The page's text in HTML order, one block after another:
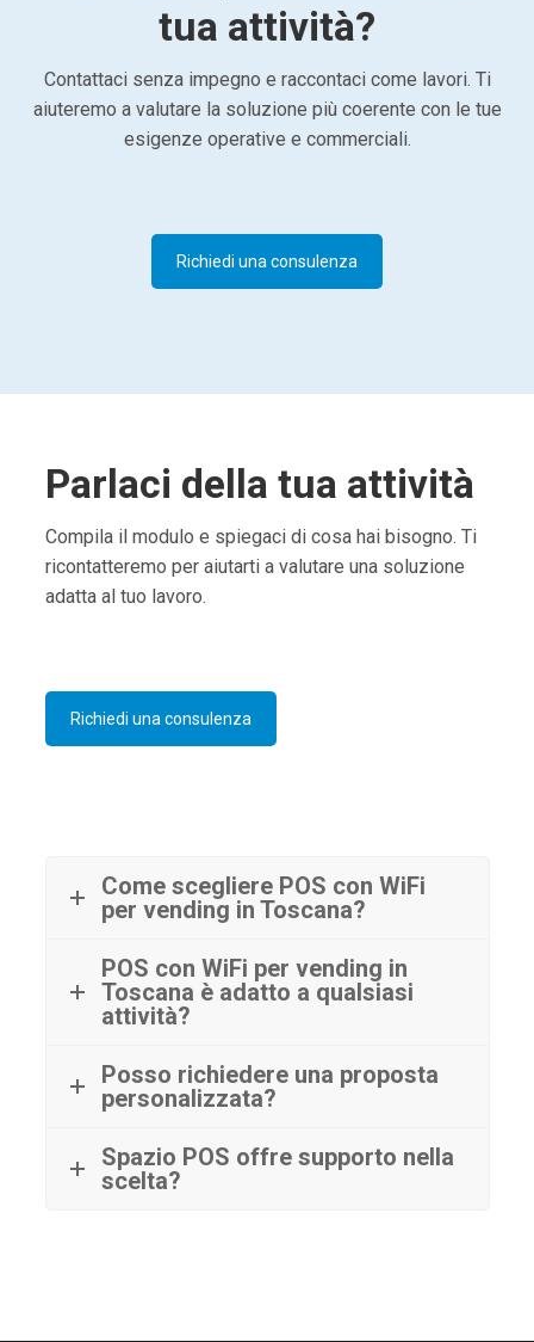
tua attività?
Contattaci senza impegno e raccontaci come lavori. Ti
aiuteremo a valutare la soluzione più coerente con le tue
esigenze operative e commerciali.
Richiedi una consulenza
Parlaci della tua attività
Compila il modulo e spiegaci di cosa hai bisogno. Ti
ricontatteremo per aiutarti a valutare una soluzione
adatta al tuo lavoro.
Richiedi una consulenza
Come scegliere POS con WiFi
per vending in Toscana?
POS con WiFi per vending in
Toscana è adatto a qualsiasi
attività?
Posso richiedere una proposta
personalizzata?
Spazio POS offre supporto nella
scelta?